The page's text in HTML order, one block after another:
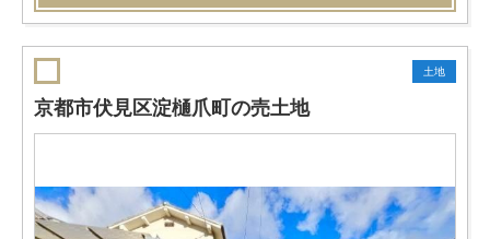
土地
京都市伏見区淀樋爪町の売土地